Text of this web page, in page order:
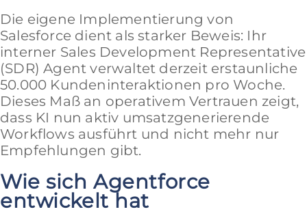
Die eigene Implementierung von
Salesforce dient als starker Beweis: Ihr
interner Sales Development Representative
(SDR) Agent verwaltet derzeit erstaunliche
50.000 Kundeninteraktionen pro Woche.
Dieses Maß an operativem Vertrauen zeigt,
dass KI nun aktiv umsatzgenerierende
Workflows ausführt und nicht mehr nur
Empfehlungen gibt.
Wie sich Agentforce
entwickelt hat